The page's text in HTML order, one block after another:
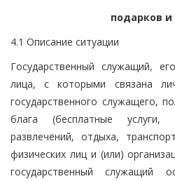
подарков и
4.1 Описание ситуации
Государственный служащий,
лица, с которыми связана
государственного служащего,
блага (бесплатные услуги,
развлечений, отдыха,
физических лиц и (или)
государственный служащий